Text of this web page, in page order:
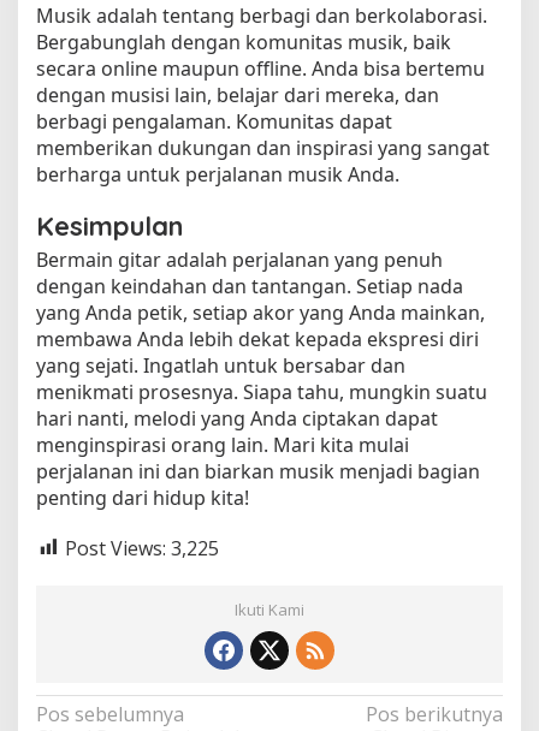
Musik adalah tentang berbagi dan berkolaborasi.
Bergabunglah dengan komunitas musik, baik
secara online maupun offline. Anda bisa bertemu
dengan musisi lain, belajar dari mereka, dan
berbagi pengalaman. Komunitas dapat
memberikan dukungan dan inspirasi yang sangat
berharga untuk perjalanan musik Anda.
Kesimpulan
Bermain gitar adalah perjalanan yang penuh
dengan keindahan dan tantangan. Setiap nada
yang Anda petik, setiap akor yang Anda mainkan,
membawa Anda lebih dekat kepada ekspresi diri
yang sejati. Ingatlah untuk bersabar dan
menikmati prosesnya. Siapa tahu, mungkin suatu
hari nanti, melodi yang Anda ciptakan dapat
menginspirasi orang lain. Mari kita mulai
perjalanan ini dan biarkan musik menjadi bagian
penting dari hidup kita!
Post Views: 3,225
Ikuti Kami
N
Pos sebelumnya
Pos berikutnya